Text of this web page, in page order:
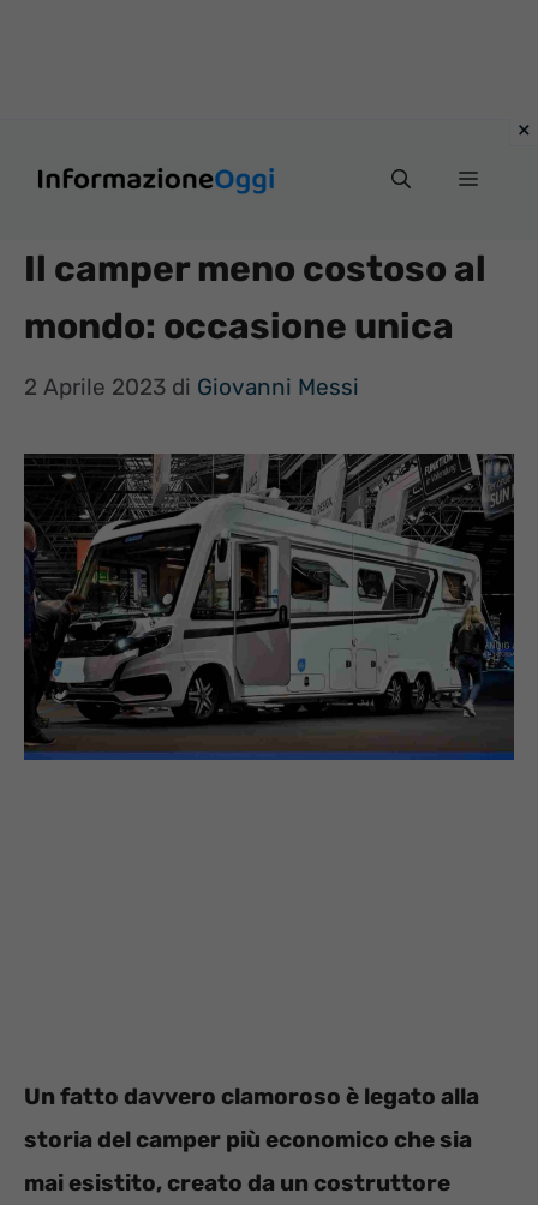
Menu
Il camper meno costoso al
mondo: occasione unica
2 Aprile 2023 di Giovanni Messi
Un fatto davvero clamoroso è legato alla
storia del camper più economico che sia
mai esistito, creato da un costruttore